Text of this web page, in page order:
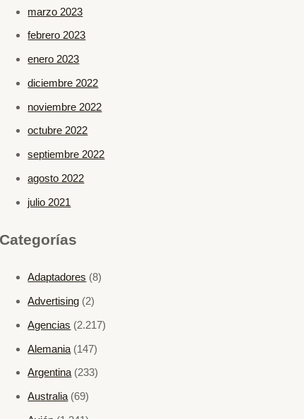
marzo 2023
febrero 2023
enero 2023
diciembre 2022
noviembre 2022
octubre 2022
septiembre 2022
agosto 2022
julio 2021
Categorías
Adaptadores (8)
Advertising (2)
Agencias (2.217)
Alemania (147)
Argentina(233)
Australia (69)